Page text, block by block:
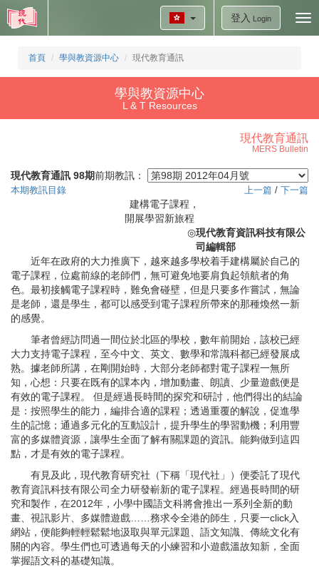
登入 Login
首頁 學與教資源中心 現代教育通訊
學與教資源中心
L & T Resources
現代教育通訊
MERS Bulletin
現代教育通訊 98期前期教訊：
本期教訊目錄 上一篇 / 下一篇
建構電子課程，
開展學習新旅程
◎現代教育資訊科技有限公
司編輯部
近年在政府的大力推廣下，越來越多學校着手建構屬於自己的
電子課程，位處前線的老師們，無可避免地要肩負起領航者的角
色。最初接觸電子課程時，難免會碰壁，但是只要多作嘗試，無論
是老師，還是學生，都可以感受到電子課程所帶來的那種煥然一新
的感覺。
筆者曾經訪問過一間位於北區的學校，數年前開始，該校已經
大力支持電子課程，至今中文、英文、數學和常識科都已經發展成
熟。據老師所講，在剛開始時，大部分老師都對電子課程一無所
知，心想：只要在既有的課本內，增加動畫、朗讀、少量遊戲便是
有效的電子課程。 但是經過長時間的探究和研討，他們得出的結論
是：按照學生的能力，編排合適的課程；透過重覆的解說，促進學
生的記憶；通過多元化的互動設計，提升學生的學習動機；利用豐
富的多媒體資源，讓學生全面了解有關課題的資訊。能夠做到這四
點，才是有效的電子課程。
有見及此，現代教育研究社（下稱「現代社」）便委託了現代
教育資訊科技有限公司全力研發嶄新的電子課程。經過長時間的研
究和製作，在2012年，小學中國語文科將會推出一系列全新的動
畫、視訊影片、多媒體遊戲……務求令全港的師生，只要一click入
網站，便能夠輕輕鬆鬆地汲取與單元課題、語文知識、傳統文化有
關的內容。學生們也可透過每天的小練習和小遊戲溫故知新，全面
掌握語文科的基礎知識。